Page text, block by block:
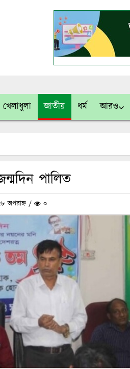
খেলাধুলা জাতীয় ধর্ম আরও
পালিত
অপরাহ্ন / ০